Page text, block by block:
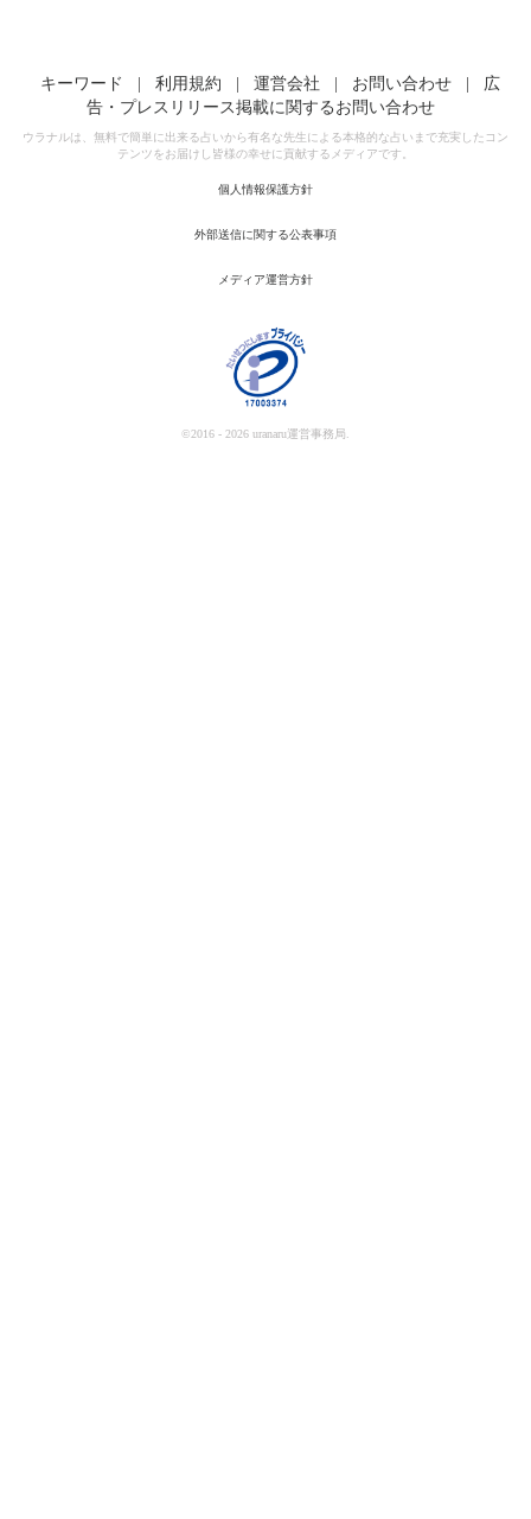
キーワード 利用規約 運営会社 お問い合わせ
広
告・プレスリリース掲載に関するお問い合わせ
ウラナルは、無料で簡単に出来る占いから有名な先生による本格的な占いまで充実したコン
テンツをお届けし皆様の幸せに貢献するメディアです。
個人情報保護方針
外部送信に関する公表事項
メディア運営方針
©2016 - 2026 uranaru運営事務局.